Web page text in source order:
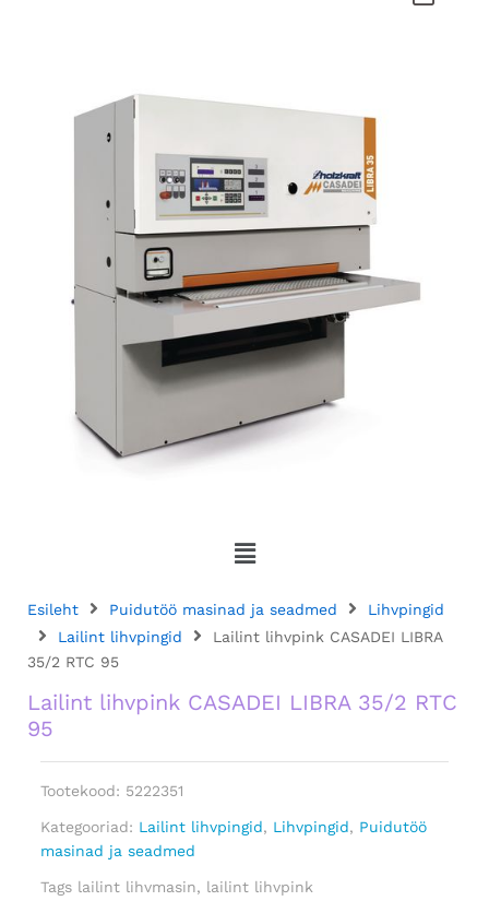
Esileht Puidutöö masinad ja seadmed
Lihvpingid
Lailint lihvpingid
Lailint lihvpink CASADEI LIBRA
35/2 RTC 95
Lailint lihvpink CASADEI LIBRA 35/2 RTC
95
Tootekood: 5222351
Kategooriad: Lailint lihvpingid, Lihvpingid, Puidutöö
masinad ja seadmed
Tags lailint lihvmasin, lailint lihvpink